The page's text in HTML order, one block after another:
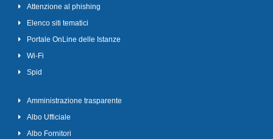
Attenzione al phishing
Elenco siti tematici
Portale OnLine delle Istanze
Wi-Fi
Spid
Amministrazione trasparente
Albo Ufficiale
Albo Fornitori